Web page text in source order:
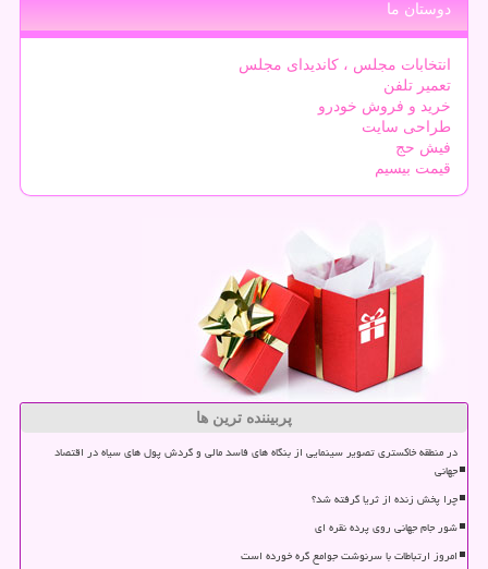
دوستان ما
انتخابات مجلس ، کاندیدای مجلس
تعمیر تلفن
خرید و فروش خودرو
طراحی سایت
فیش حج
قیمت بیسیم
پربیننده ترین ها
در منطقه خاکستری تصویر سینمایی از بنگاه های فاسد مالی و گردش پول های سیاه در اقتصاد
جهانی
چرا پخش زنده از ثریا گرفته شد؟
شور جام جهانی روی پرده نقره ای
امروز ارتباطات با سرنوشت جوامع گره خورده است